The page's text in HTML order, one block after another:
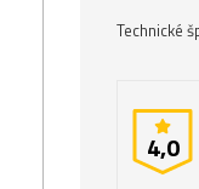
Technické
4,0